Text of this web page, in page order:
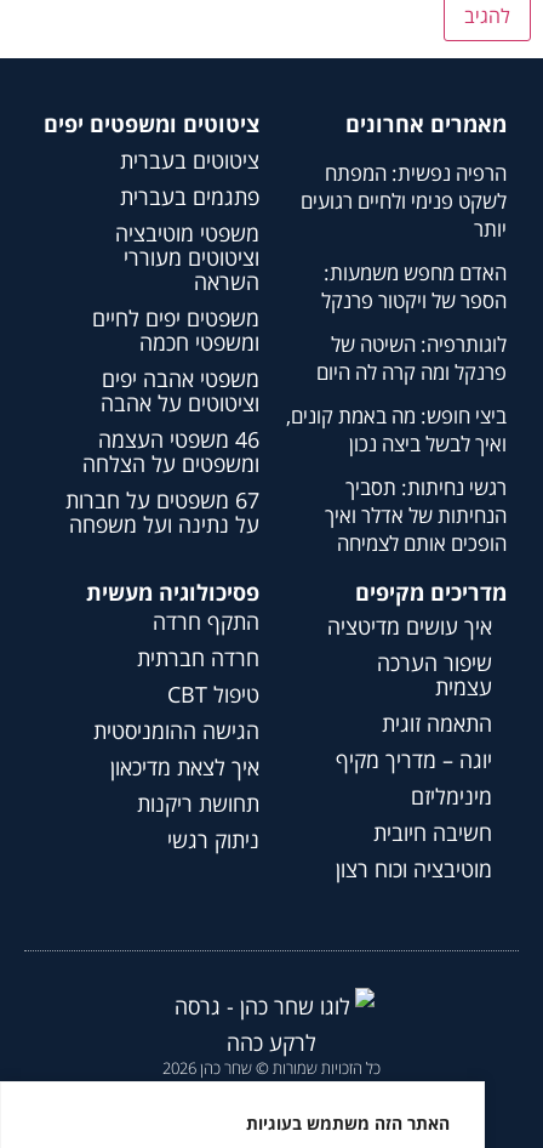
האתר הזה משתמש בעוגיות
מאמרים אחרונים
הרפיה נפשית: המפתח
לשקט פנימי ולחיים רגועים
יותר
האדם מחפש משמעות:
הספר של ויקטור פרנקל
לוגותרפיה: השיטה של
פרנקל ומה קרה לה היום
ביצי חופש: מה באמת קונים,
ואיך לבשל ביצה נכון
רגשי נחיתות: תסביך
הנחיתות של אדלר ואיך
הופכים אותם לצמיחה
ציטוטים ומשפטים יפים
ציטוטים בעברית
פתגמים בעברית
משפטי מוטיבציה
וציטוטים מעוררי
השראה
משפטים יפים לחיים
ומשפטי חכמה
משפטי אהבה יפים
וציטוטים על אהבה
46 משפטי העצמה
ומשפטים על הצלחה
67 משפטים על חברות
על נתינה ועל משפחה
מדריכים מקיפים
איך עושים מדיטציה
שיפור הערכה
עצמית
התאמה זוגית
יוגה – מדריך מקיף
מינימליזם
חשיבה חיובית
מוטיבציה וכוח רצון
פסיכולוגיה מעשית
התקף חרדה
חרדה חברתית
טיפול CBT
הגישה ההומניסטית
איך לצאת מדיכאון
תחושת ריקנות
ניתוק רגשי
כל הזכויות שמורות © שחר כהן 2026
הצהרת נגישות|מדיניות פרטיות